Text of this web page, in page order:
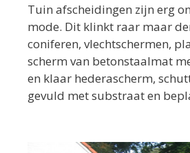
Tuin afscheidingen zijn erg
mode. Dit klinkt raar maar
coniferen, vlechtschermen,
scherm van betonstaalmat
en klaar hederascherm,
gevuld met substraat en